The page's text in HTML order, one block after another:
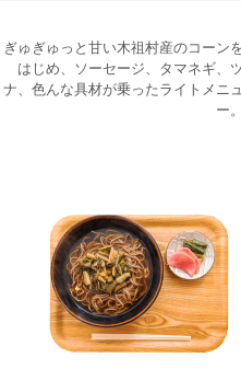
ぎゅぎゅっと甘い木祖村産のコーン
はじめ、ソーセージ、タマネギ、
ナ、色んな具材が乗ったライトメニュ
ー。